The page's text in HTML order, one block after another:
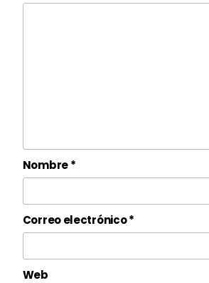
Nombre*
Correo electrónico*
Web